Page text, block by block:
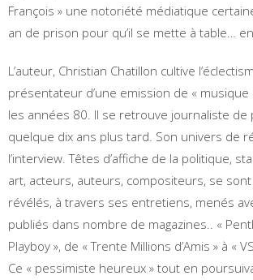
François » une notoriété médiatique
an de prison pour qu’il se mette à table…
L’auteur, Christian Chatillon cultive
présentateur d’une emission de « musique
les années 80. Il se retrouve journaliste de
quelque dix ans plus tard. Son univers de
l’interview. Têtes d’affiche de la politique,
art, acteurs, auteurs, compositeurs, se
révélés, à travers ses entretiens, menés
publiés dans nombre de magazines.. «
Playboy », de « Trente Millions d’Amis » à «
Ce « pessimiste heureux » tout en